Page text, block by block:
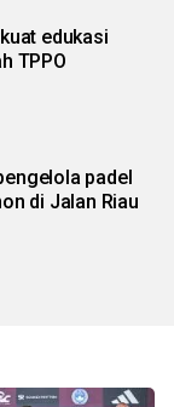
edukasi
TPPO
padel
di Jalan Riau